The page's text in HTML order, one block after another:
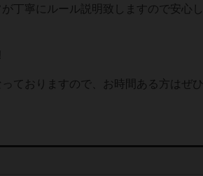
丁寧にルール説明致しますので安心し
ておりますので、お時間ある方はぜひ